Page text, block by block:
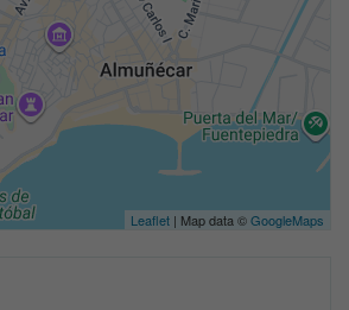
Leaflet | Map data ©GoogleMaps